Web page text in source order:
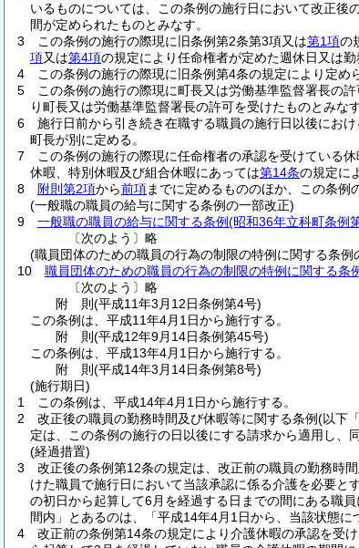
いるものについては、この条例の施行日において改正後
間が定められたものとみなす。
3
この条例の施行の際現に旧条例第2条第3項又は第1項の
項又は第4項の規定により任命権者が定めた週休日又は勤
4
この条例の施行の際現に旧条例第4条の規定により定め
5
この条例の施行の際現に町長又は労働基準監督署長の
り町長又は労働基準監督署長の許可を受けたものとみなす
6
施行日前から引き続き在職する職員の施行日以後にお
町長が別に定める。
7
この条例の施行の際現に任命権者の承認を受けている
休暇、特別休暇及び組合休暇にあっては第14条の規定に
8
附則第2項から前項までに定めるもののほか、この条例
(一般職の職員の給与に関する条例の一部改正)
9
一般職の職員の給与に関する条例(昭和36年立科町条例
〔次のよう〕略
(職員団体のための職員の行為の制限の特例に関する条例
10
職員団体のための職員の行為の制限の特例に関する条
〔次のよう〕略
附 則(平成11年3月12日条例第4号)
この条例は、平成11年4月1日から施行する。
附 則(平成12年9月14日条例第45号)
この条例は、平成13年4月1日から施行する。
附 則(平成14年3月14日条例第8号)
(施行期日)
1
この条例は、平成14年4月1日から施行する。
2
改正後の職員の勤務時間及び休暇等に関する条例(以下
定は、この条例の施行の日以後にする請求から適用し、
(経過措置)
3
改正後の条例第12条の規定は、改正前の職員の勤務時
けた職員で施行日において当該承認に係る介護を必要
の初日から起算して6月を経過する日までの間にある職
間内」とあるのは、「平成14年4月1日から、当該状態
4
改正前の条例第14条の規定により介護休暇の承認を受